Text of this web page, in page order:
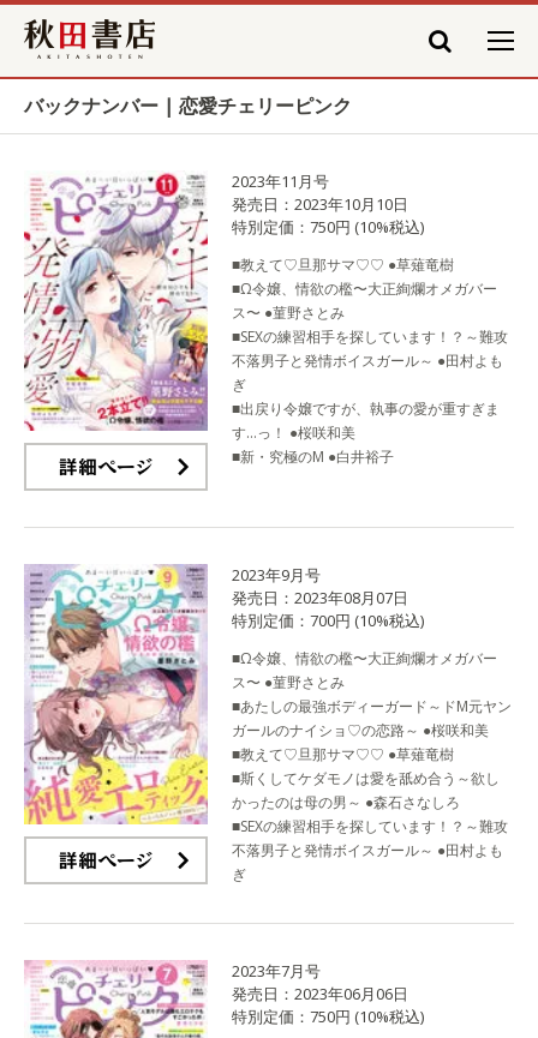
秋田書店
バックナンバー | 恋愛チェリーピンク
2023年11月号
発売日：2023年10月10日
特別定価：750円 (10%税込)
■教えて♡旦那サマ♡♡ ●草薙竜樹
■Ω令嬢、情欲の檻〜大正絢爛オメガバー
ス〜 ●菫野さとみ
■SEXの練習相手を探しています！？～難攻
不落男子と発情ボイスガール～ ●田村よも
ぎ
■出戻り令嬢ですが、執事の愛が重すぎま
す…っ！ ●桜咲和美
■新・究極のM ●白井裕子
2023年9月号
発売日：2023年08月07日
特別定価：700円 (10%税込)
■Ω令嬢、情欲の檻〜大正絢爛オメガバー
ス〜 ●菫野さとみ
■あたしの最強ボディーガード～ドM元ヤン
ガールのナイショ♡の恋路～ ●桜咲和美
■教えて♡旦那サマ♡♡ ●草薙竜樹
■斯くしてケダモノは愛を舐め合う～欲し
かったのは母の男～ ●森石さなしろ
■SEXの練習相手を探しています！？～難攻
不落男子と発情ボイスガール～ ●田村よも
ぎ
2023年7月号
発売日：2023年06月06日
特別定価：750円 (10%税込)